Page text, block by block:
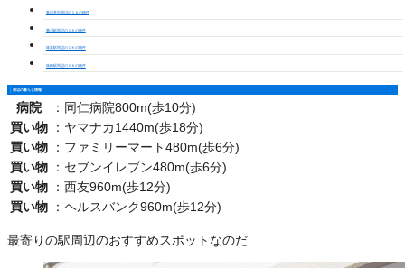
春日井市周辺の１Ｋの物件
勝川駅周辺の１Ｋの物件
味美駅周辺の１Ｋの物件
味鋺駅周辺の１Ｋの物件
周辺の暮らし情報
病院 ： 同仁病院800m(歩10分)
買い物
： ヤマナカ1440m(歩18分)
買い物
： ファミリーマート480m(歩6分)
買い物
： セブンイレブン480m(歩6分)
買い物
： 西友960m(歩12分)
買い物
： ヘルスバンク960m(歩12分)
最寄りの駅周辺のおすすめスポットなのだ